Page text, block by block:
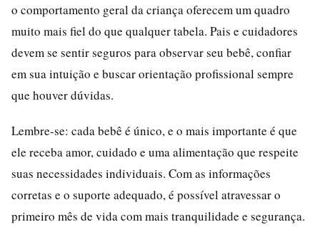
o comportamento geral da criança oferecem um quadro
muito mais fiel do que qualquer tabela. Pais e cuidadores
devem se sentir seguros para observar seu bebê, confiar
em sua intuição e buscar orientação profissional sempre
que houver dúvidas.
Lembre-se: cada bebê é único, e o mais importante é que
ele receba amor, cuidado e uma alimentação que respeite
suas necessidades individuais. Com as informações
corretas e o suporte adequado, é possível atravessar o
primeiro mês de vida com mais tranquilidade e segurança.